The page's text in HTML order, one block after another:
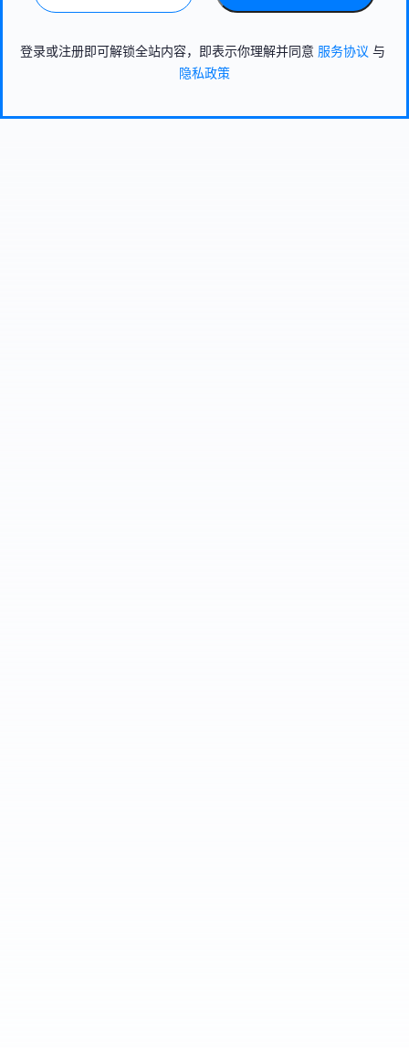
登录或注册即可解锁全站内容，即表示你理解并同意 服务协议 与
隐私政策